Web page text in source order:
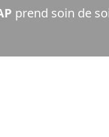
prend soin de